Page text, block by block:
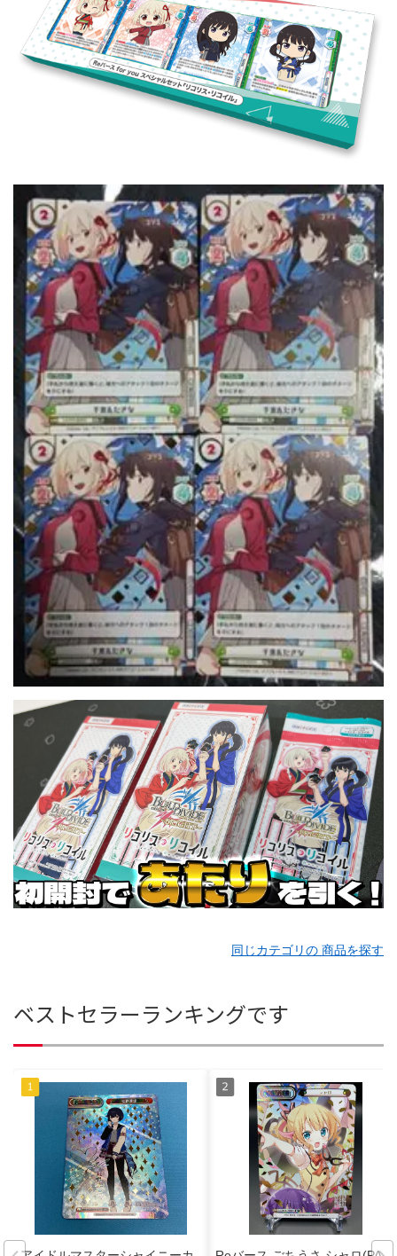
同じカテゴリの 商品を探す
ベストセラーランキングです